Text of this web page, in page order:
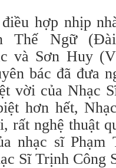
hợp nhịp
Thế Ngữ
và Sơn Huy
bác đã đưa
vời của Nhạc
hơn hết,
rất nghệ thuật
nhạc sĩ
Sĩ Trịnh Công